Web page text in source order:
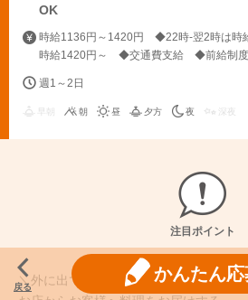
OK
時給1136円～1420円 ◆22時-翌2時は
時給1420円～ ◆交通費支給 ◆前給制度
週1～2日
朝 昼 夕方 夜 深夜
注目ポイント
＼外に出て働く爽快感！／
戻る
かんたん応